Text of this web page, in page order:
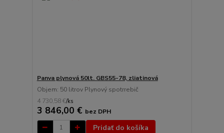
Panva plynová 50lt. GBS55-78, zliatinová
Objem: 50 litrov Plynový spotrrebič
4 730,58 €/ks
3 846,00 € bez DPH
Pridať do košíka